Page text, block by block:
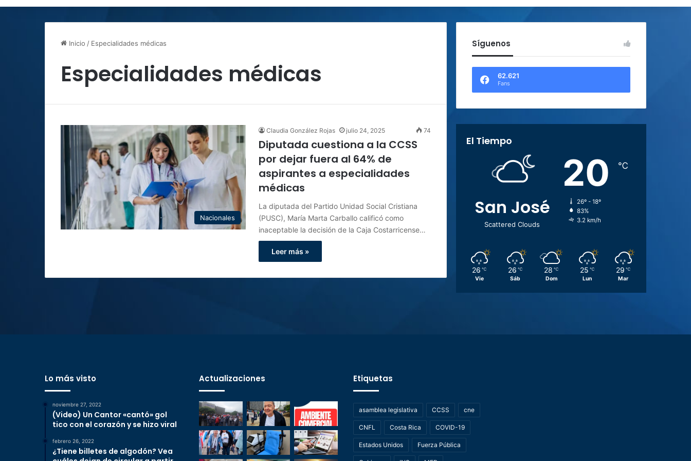
Inicio / Especialidades médicas
Especialidades médicas
Nacionales
Claudia González Rojas julio 24, 2025 74
Diputada cuestiona a la CCSS
por dejar fuera al 64% de
aspirantes a especialidades
médicas
La diputada del Partido Unidad Social Cristiana
(PUSC), María Marta Carballo calificó como
inaceptable la decisión de la Caja Costarricense…
Leer más »
Síguenos
62.621
Fans
El Tiempo
San José
Scattered Clouds
20 ℃
26º - 18º
83%
3.2 km/h
26 ℃
Vie
26 ℃
Sáb
28 ℃
Dom
25 ℃
Lun
29 ℃
Mar
Lo más visto
noviembre 27, 2022
(Video) Un Cantor «cantó» gol
tico con el corazón y se hizo viral
febrero 26, 2022
¿Tiene billetes de algodón? Vea
Actualizaciones Etiquetas
asamblea legislativa CCSS cne
CNFL Costa Rica COVID-19
Estados Unidos Fuerza Pública